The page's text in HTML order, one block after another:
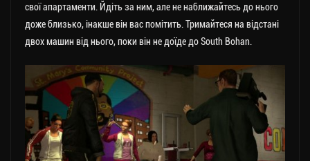
свої апартаменти. Йдіть за ним, але не наближайтесь до нього
доже близько, інакше він вас помітить. Тримайтеся на відстані
двох машин від нього, поки він не доїде до South Bohan.